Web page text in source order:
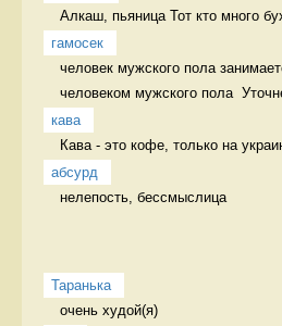
Алкаш, пьяница Тот кто много
гамосек
человек мужского пола
человеком мужского пола
кава
Кава - это кофе, только на
абсурд
нелепость, бессмыслица
Таранька
очень худой(я)